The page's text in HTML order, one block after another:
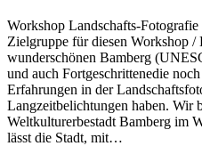
Workshop Landschafts-
Zielgruppe für diesen Workshop
wunderschönen Bamberg
und auch Fortgeschrittenedie
Erfahrungen in der
Langzeitbelichtungen haben. Wir
Weltkulturerbestadt Bamberg im
lässt die Stadt, mit…